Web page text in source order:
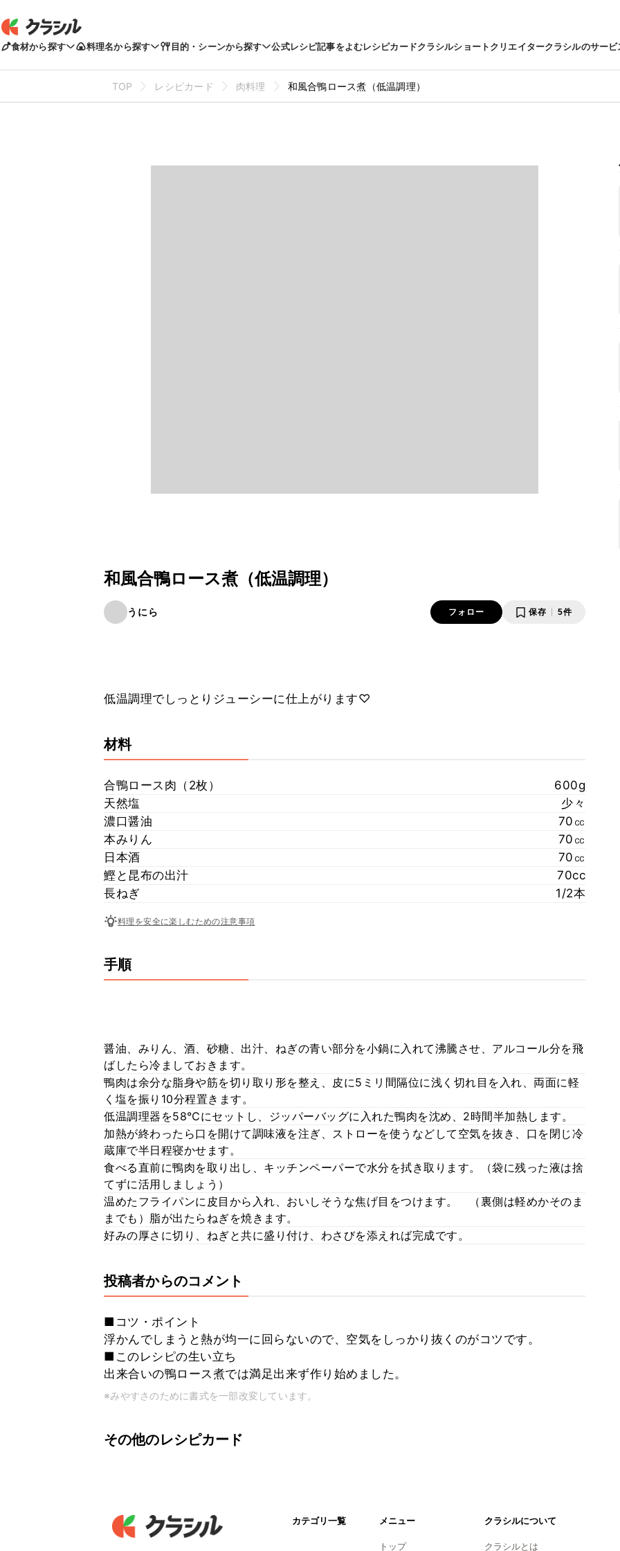
食材から探す 料理名から探す 目的・シーンから探す 公式レシピ記事をよむレシピカードクラシルショートクリエイタークラシルのサービ
TOP レシピカード 肉料理 和風合鴨ロース煮（低温調理）
和風合鴨ロース煮（低温調理）
うにら フォロー 保存 5件
低温調理でしっとりジューシーに仕上がります♡
材料
合鴨ロース肉（2枚）
600g
天然塩
少々
濃口醤油
70㏄
本みりん
70㏄
日本酒
70㏄
鰹と昆布の出汁
70cc
長ねぎ
1/2本
料理を安全に楽しむための注意事項
手順
醤油、みりん、酒、砂糖、出汁、ねぎの青い部分を小鍋に入れて沸騰させ、アルコール分を飛
ばしたら冷ましておきます。
鴨肉は余分な脂身や筋を切り取り形を整え、皮に5ミリ間隔位に浅く切れ目を入れ、両面に軽
く塩を振り10分程置きます。
低温調理器を58℃にセットし、ジッパーバッグに入れた鴨肉を沈め、2時間半加熱します。
加熱が終わったら口を開けて調味液を注ぎ、ストローを使うなどして空気を抜き、口を閉じ冷
蔵庫で半日程寝かせます。
食べる直前に鴨肉を取り出し、キッチンペーパーで水分を拭き取ります。（袋に残った液は捨
てずに活用しましょう）
温めたフライパンに皮目から入れ、おいしそうな焦げ目をつけます。 （裏側は軽めかそのま
までも）脂が出たらねぎを焼きます。
好みの厚さに切り、ねぎと共に盛り付け、わさびを添えれば完成です。
投稿者からのコメント
■コツ・ポイント
浮かんでしまうと熱が均一に回らないので、空気をしっかり抜くのがコツです。
■このレシピの生い立ち
出来合いの鴨ロース煮では満足出来ず作り始めました。
※みやすさのために書式を一部改変しています。
その他のレシピカード
カテゴリ一覧 メニュー
トップ
クラシルについて
クラシルとは